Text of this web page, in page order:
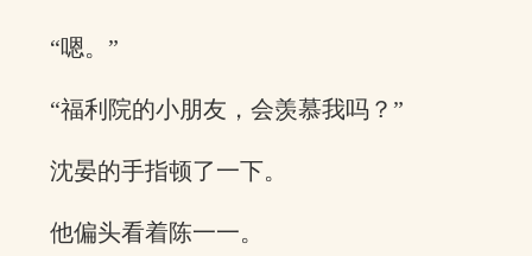
“嗯。”
“福利院的小朋友，会羡慕我吗？”
沈晏的手指顿了一下。
他偏头看着陈一一。